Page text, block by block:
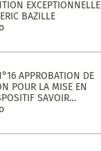
EXCEPTIONNELLE
BAZILLE
APPROBATION DE
POUR LA MISE EN
SAVOIR
AVEC MONTPELLIER